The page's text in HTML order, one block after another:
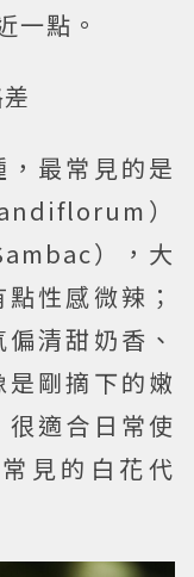
一點。
最常見的是
）
），大
性感微辣；
清甜奶香、
剛摘下的嫩
適合日常使
見的白花代